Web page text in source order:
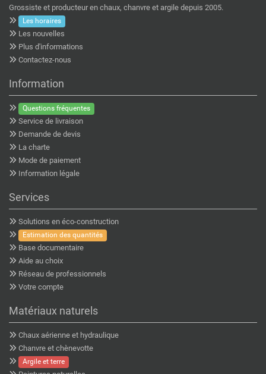
Grossiste et producteur en chaux, chanvre et argile depuis 2005.
Les horaires
Les nouvelles
Plus d'informations
Contactez-nous
Information
Questions fréquentes
Service de livraison
Demande de devis
La charte
Mode de paiement
Information légale
Services
Solutions en éco-construction
Estimation des quantités
Base documentaire
Aide au choix
Réseau de professionnels
Votre compte
Matériaux naturels
Chaux aérienne et hydraulique
Chanvre et chènevotte
Argile et terre